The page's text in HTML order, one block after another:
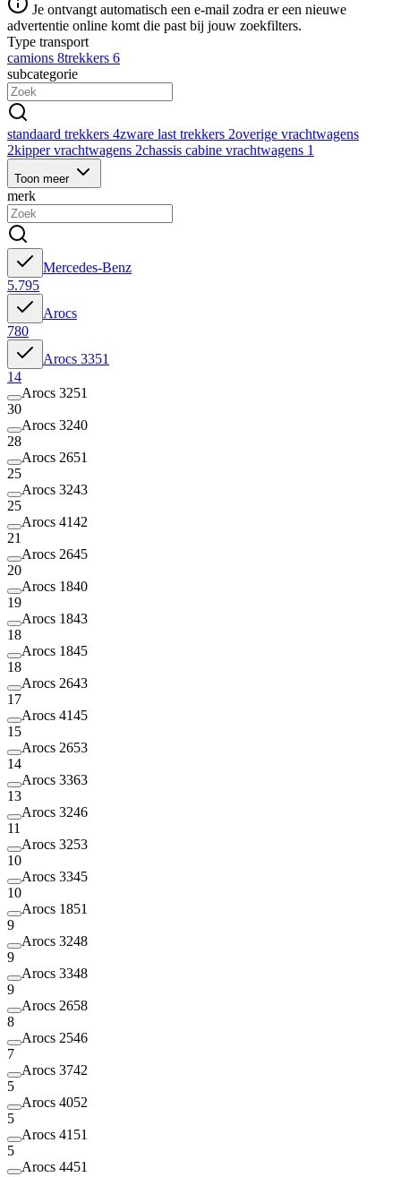
Je ontvangt automatisch een e-mail zodra er een nieuwe
advertentie online komt die past bij jouw zoekfilters.
Type transport
camions 8trekkers 6
subcategorie
standaard trekkers 4zware last trekkers 2overige vrachtwagens
2kipper vrachtwagens 2chassis cabine vrachtwagens 1
Toon meer
merk
Mercedes-Benz
5.795
Arocs
780
Arocs 3351
14
Arocs 3251
30
Arocs 3240
28
Arocs 2651
25
Arocs 3243
25
Arocs 4142
21
Arocs 2645
20
Arocs 1840
19
Arocs 1843
18
Arocs 1845
18
Arocs 2643
17
Arocs 4145
15
Arocs 2653
14
Arocs 3363
13
Arocs 3246
11
Arocs 3253
10
Arocs 3345
10
Arocs 1851
9
Arocs 3248
9
Arocs 3348
9
Arocs 2658
8
Arocs 2546
7
Arocs 3742
5
Arocs 4052
5
Arocs 4151
5
Arocs 4451